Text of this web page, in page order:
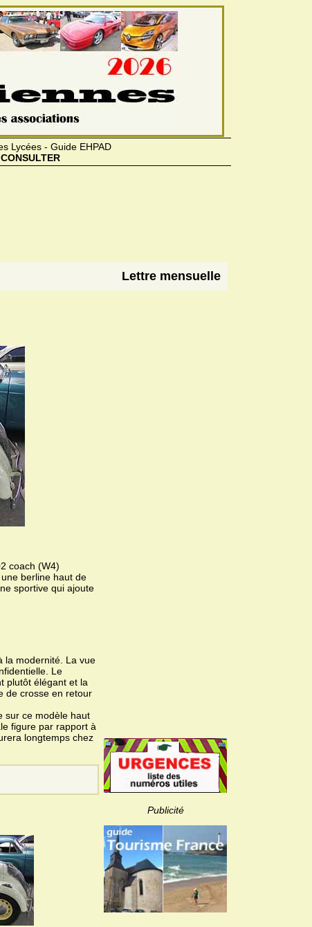
Lycées - Guide EHPAD
CONSULTER
Lettre mensuelle
Publicité
coach (W4)
berline haut de
sportive qui ajoute
la modernité. La vue
Le
plutôt élégant et la
de crosse en retour
sur ce modèle haut
figure par rapport à
longtemps chez